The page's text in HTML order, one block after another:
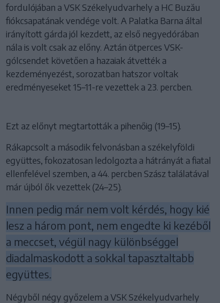
fordulójában a VSK Székelyudvarhely a HC Buzău
fiókcsapatának vendége volt. A Palatka Barna által
irányított gárda jól kezdett, az első negyedórában
nála is volt csak az előny. Aztán ötperces VSK-
gólcsendet követően a hazaiak átvették a
kezdeményezést, sorozatban hatszor voltak
eredményeseket 15–11-re vezettek a 23. percben.
Ezt az előnyt megtartották a pihenőig (19–15).
Rákapcsolt a második felvonásban a székelyföldi
együttes, fokozatosan ledolgozta a hátrányát a fiatal
ellenfelével szemben, a 44. percben Szász találatával
már újból ők vezettek (24–25).
Innen pedig már nem volt kérdés, hogy kié
lesz a három pont, nem engedte ki kezéből
a meccset, végül nagy különbséggel
diadalmaskodott a sokkal tapasztaltabb
együttes.
Négyből négy győzelem a VSK Székelyudvarhely